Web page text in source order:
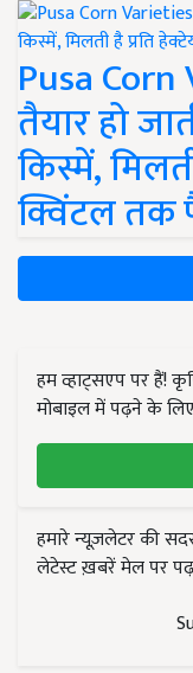
Pusa
तैयार हो
किस्में,
क्विंटल तक
हम व्हाट्सएप पर हैं!
मोबाइल में पढ़ने के
हमारे न्यूज़लेटर की
लेटेस्ट ख़बरें मेल पर